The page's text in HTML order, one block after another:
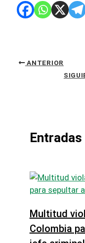
ANTERIOR
Multitud
Colombia